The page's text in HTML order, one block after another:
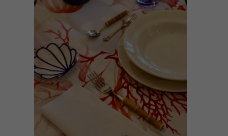
AÑADIR AL CARRITO